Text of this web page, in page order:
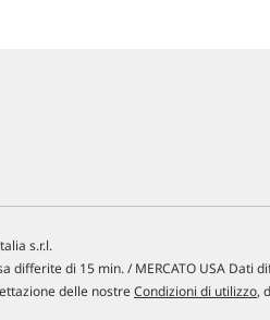
s.r.l.
differite di 15 min. / MERCATO USA
delle nostreCondizioni di utilizzo,